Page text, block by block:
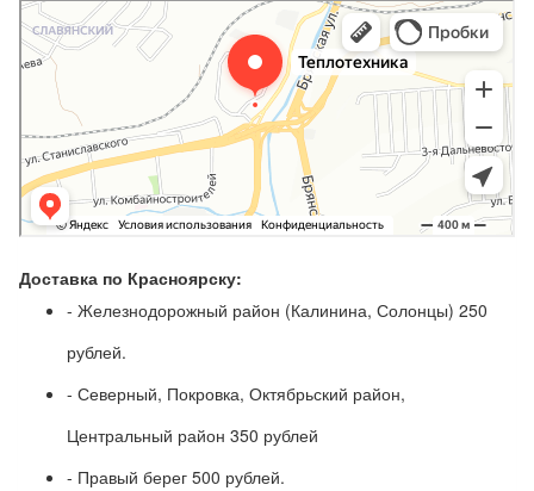
Доставка по Красноярску:
- Железнодорожный район (Калинина, Солонцы) 250
рублей.
- Северный, Покровка, Октябрьский район,
Центральный район 350 рублей
- Правый берег 500 рублей.